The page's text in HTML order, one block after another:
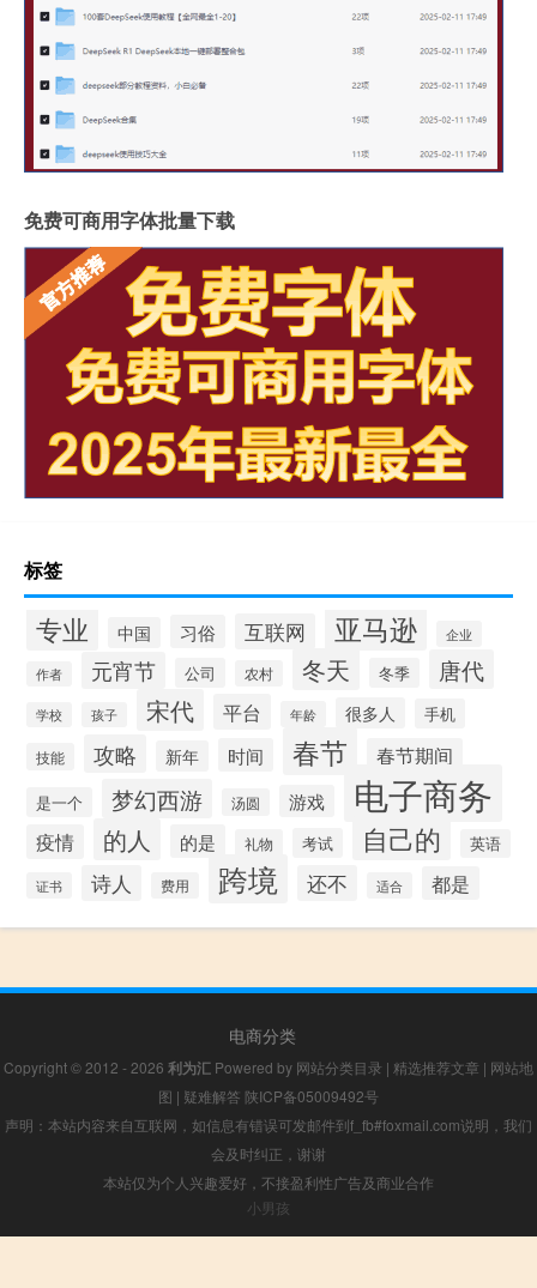
免费可商用字体批量下载
标签
专业 中国 习俗 互联网 亚马逊 企业
作者 元宵节 公司 农村 冬天 冬季 唐代
学校 孩子 宋代 平台 年龄 很多人 手机
技能 攻略 新年 时间 春节 春节期间
是一个 梦幻西游 汤圆 游戏 电子商务
疫情 的人 的是 礼物 考试 自己的 英语
证书 诗人 费用 跨境 还不 适合 都是
电商分类
Copyright © 2012 - 2026 利为汇 Powered by 网站分类目录 | 精选推荐文章 | 网站地
图 | 疑难解答 陕ICP备05009492号
声明：本站内容来自互联网，如信息有错误可发邮件到f_fb#foxmail.com说明，我们
会及时纠正，谢谢
本站仅为个人兴趣爱好，不接盈利性广告及商业合作
小男孩